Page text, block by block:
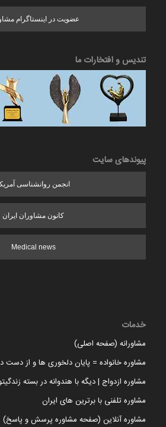
عضویت در اینستاگرام
تندیس و افتخارات ما
پیوندهای سایت
انجمن روانشناسی
کانون مشاوران ایران
Medical news
خدمات
مشاورانه (صفحه اصلی)
مشاوره خانواده = پایان دلخوری ها و از دست
مشاوره ازدواج | دیگه با هندوانه در بسته
مشاوره تلفنی با برترین های ایران
مشاوره آنلاین (صفحه مشاوره پرسش و پاسخ)